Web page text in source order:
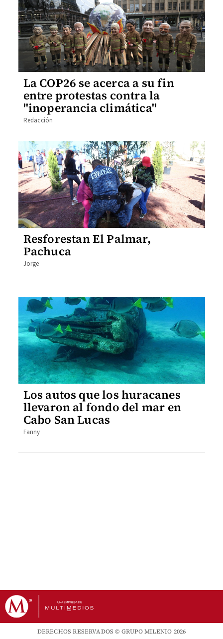
La COP26 se acerca a su fin
entre protestas contra la
"inoperancia climática"
Redacción
Resforestan El Palmar,
Pachuca
Jorge
Los autos que los huracanes
llevaron al fondo del mar en
Cabo San Lucas
Fanny
DERECHOS RESERVADOS © GRUPO MILENIO 2026